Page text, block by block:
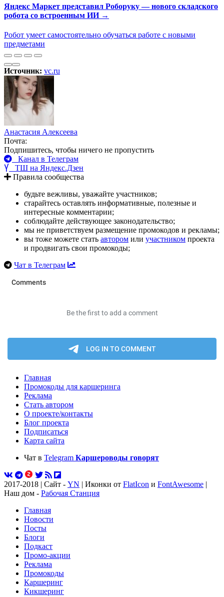
Яндекс Маркет представил Роборуку — нового складского
робота со встроенным ИИ →
Робот умеет самостоятельно обучаться работе с новыми
предметами
Источник: vc.ru
Анастасия Алексеева
Почта:
Подпишитесь, чтобы ничего не пропустить
Канал в Телеграм
ТШ на Яндекс.Дзен
Правила сообщества
будьте вежливы, уважайте участников;
старайтесь оставлять информативные, полезные и
интересные комментарии;
соблюдайте действующее законодательство;
мы не приветствуем размещение промокодов и рекламы;
вы тоже можете стать автором или участником проекта
и продвигать свои промокоды;
Чат в Телеграм
Главная
Промокоды для каршеринга
Реклама
Стать автором
О проекте/контакты
Блог проекта
Подписаться
Карта сайта
Чат в Telegram Каршероводы говорят
2017-2018 | Сайт - YN | Иконки от FlatIcon и FontAwesome |
Наш дом - Рабочая Станция
Главная
Новости
Посты
Блоги
Подкаст
Промо-акции
Реклама
Промокоды
Каршеринг
Кикшеринг